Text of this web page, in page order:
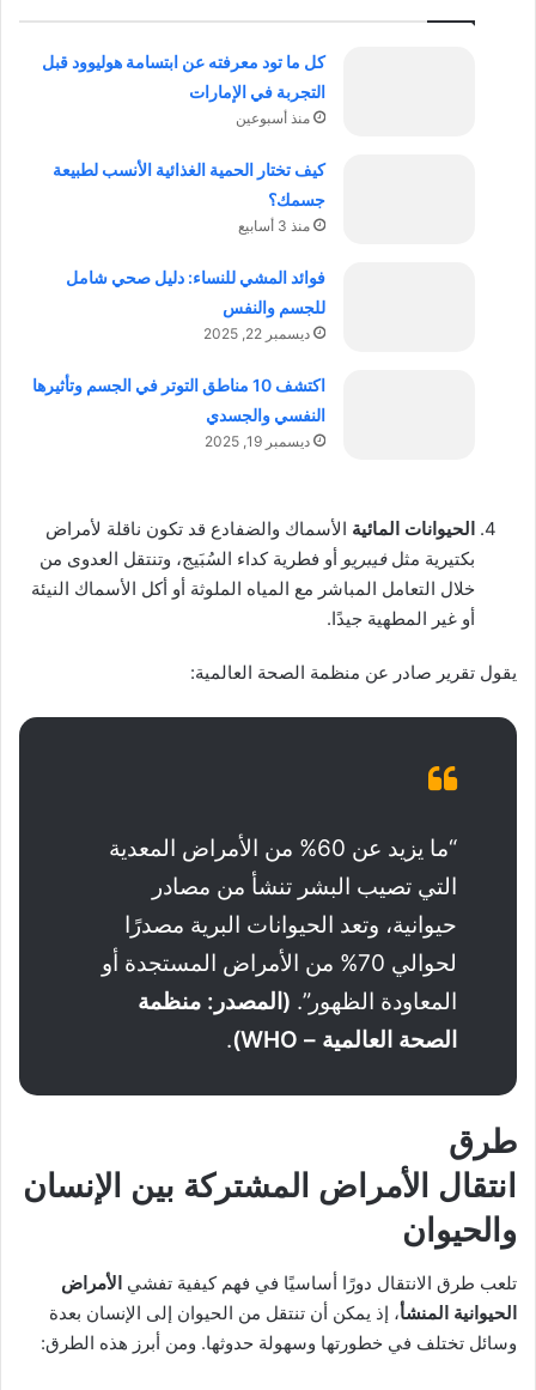
كل ما تود معرفته عن ابتسامة هوليوود قبل
التجربة في الإمارات
منذ أسبوعين
كيف تختار الحمية الغذائية الأنسب لطبيعة
جسمك؟
منذ 3 أسابيع
فوائد المشي للنساء: دليل صحي شامل
للجسم والنفس
ديسمبر 22, 2025
اكتشف 10 مناطق التوتر في الجسم وتأثيرها
النفسي والجسدي
ديسمبر 19, 2025
الحيوانات المائية الأسماك والضفادع قد تكون ناقلة لأمراض
بكتيرية مثلفيبريو أو فطرية كداء السُبَيج، وتنتقل العدوى من
خلال التعامل المباشر مع المياه الملوثة أو أكل الأسماك النيئة
أو غير المطهية جيدًا.
يقول تقرير صادر عن منظمة الصحة العالمية:
“ما يزيد عن 60% من الأمراض المعدية
التي تصيب البشر تنشأ من مصادر
حيوانية، وتعد الحيوانات البرية مصدرًا
لحوالي 70% من الأمراض المستجدة أو
المعاودة الظهور”. (المصدر: منظمة
الصحة العالمية – WHO)
.
طرق
انتقال الأمراض المشتركة بين الإنسان
والحيوان
تلعب طرق الانتقال دورًا أساسيًا في فهم كيفية تفشي الأمراض
الحيوانية المنشأ، إذ يمكن أن تنتقل من الحيوان إلى الإنسان بعدة
وسائل تختلف في خطورتها وسهولة حدوثها. ومن أبرز هذه الطرق: